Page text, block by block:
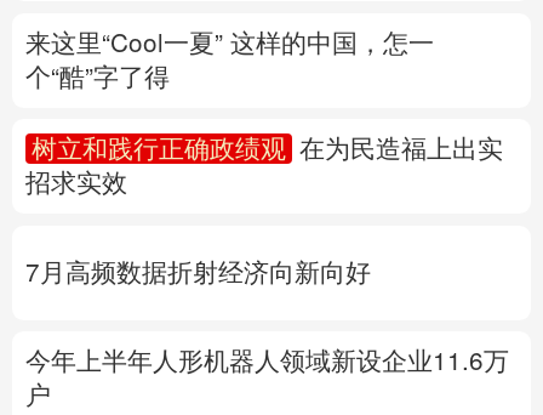
陕西 甘肃 青海
新疆
多语种频道
English Español Français
Português
来这里“Cool一夏” 这样的中国，怎一
个“酷”字了得
树立和践行正确政绩观
在为民造福上出实
招求实效
7月高频数据折射经济向新向好
今年上半年人形机器人领域新设企业11.6万
户